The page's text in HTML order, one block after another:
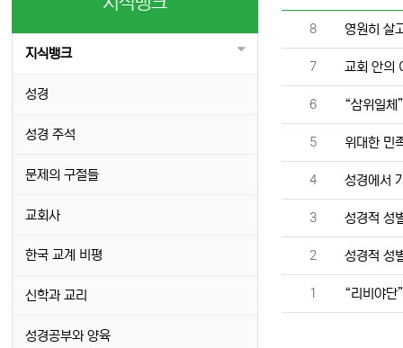
번호
8 영원히 살
번호
7 교회 안의
번호
6 “삼위일체
번호
5 위대한 민
번호
4 성경에서
번호
3 성경적 성
번호
2 성경적 성
번호
1 “리비야단
지식뱅크
성경
성경 주석
문제의 구절들
교회사
한국 교계 비평
신학과 교리
성경공부와 양육